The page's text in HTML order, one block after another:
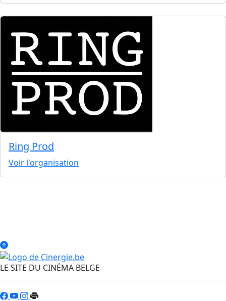
Ring Prod
Voir l'organisation
LE SITE DU CINÉMA BELGE